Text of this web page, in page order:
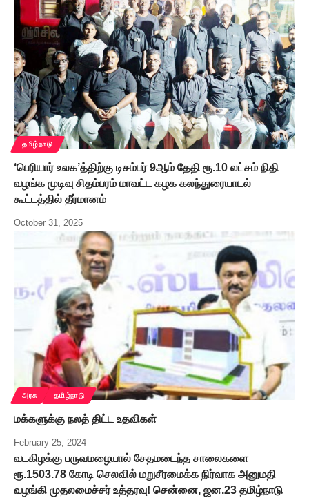
தமிழ்நாடு
‘பெரியார் உலக’த்திற்கு டிசம்பர் 9ஆம் தேதி ரூ.10 லட்சம் நிதி
வழங்க முடிவு சிதம்பரம் மாவட்ட கழக கலந்துரையாடல்
கூட்டத்தில் தீர்மானம்
October 31, 2025
அரசு தமிழ்நாடு
மக்களுக்கு நலத் திட்ட உதவிகள்
February 25, 2024
வடகிழக்கு பருவமழையால் சேதமடைந்த சாலைகளை
ரூ.1503.78 கோடி செலவில் மறுசீரமைக்க நிர்வாக அனுமதி
வழங்கி முதலமைச்சர் உத்தரவு! சென்னை, ஜன.23 தமிழ்நாடு